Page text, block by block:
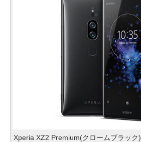
Xperia XZ2 Premium(クロームブラック)